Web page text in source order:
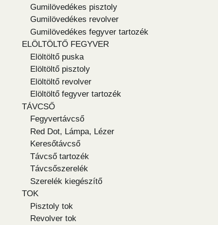
Gumilövedékes pisztoly
Gumilövedékes revolver
Gumilövedékes fegyver tartozék
ELÖLTÖLTŐ FEGYVER
Elöltöltő puska
Elöltöltő pisztoly
Elöltöltő revolver
Elöltöltő fegyver tartozék
TÁVCSŐ
Fegyvertávcső
Red Dot, Lámpa, Lézer
Keresőtávcső
Távcső tartozék
Távcsőszerelék
Szerelék kiegészítő
TOK
Pisztoly tok
Revolver tok